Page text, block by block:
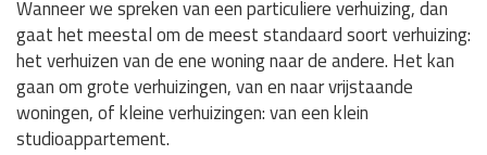
Wanneer we spreken van een particuliere verhuizing, dan
gaat het meestal om de meest standaard soort verhuizing:
het verhuizen van de ene woning naar de andere. Het kan
gaan om grote verhuizingen, van en naar vrijstaande
woningen, of kleine verhuizingen: van een klein
studioappartement.